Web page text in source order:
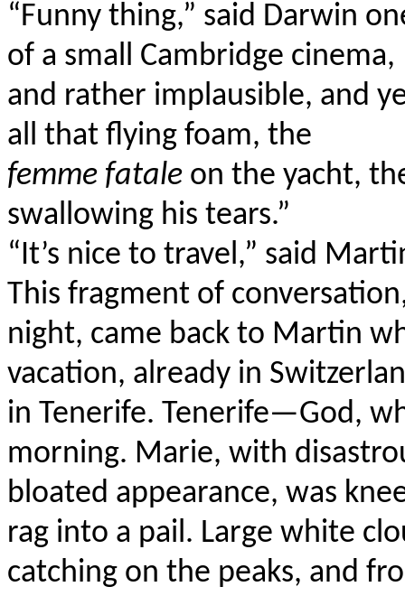
“Funny thing,” said Darwin
of a small Cambridge
and rather implausible, and
all that flying foam, the
femme fatale on the yacht,
swallowing his tears.”
“It’s nice to travel,” said
This fragment of
night, came back to Martin
vacation, already in
in Tenerife. Tenerife—God,
morning. Marie, with
bloated appearance, was
rag into a pail. Large white
catching on the peaks, and